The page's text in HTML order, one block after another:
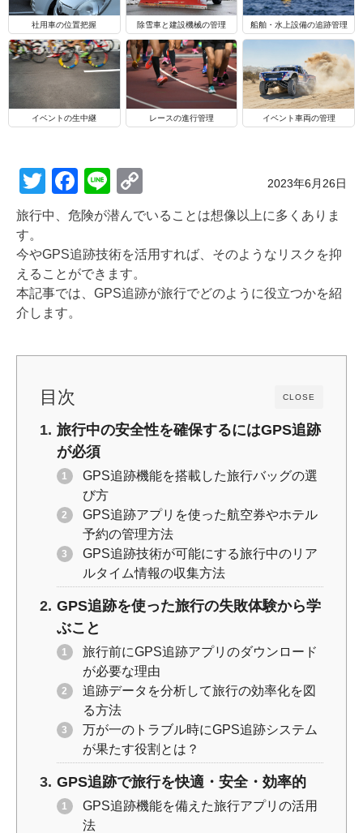
社用車の位置把握 除雪車と建設機械の管理 船舶・水上設備の追跡管理
イベントの生中継 レースの進行管理 イベント車両の管理
2023年6月26日
T
wi
er
F
a
e
b
k
Li
n
o
y
Li
旅行中、危険が潜んでいることは想像以上に多くありま
す。
今やGPS追跡技術を活用すれば、そのようなリスクを抑
えることができます。
本記事では、GPS追跡が旅行でどのように役立つかを紹
介します。
CLOSE
目次
旅行中の安全性を確保するにはGPS追跡
が必須
GPS追跡機能を搭載した旅行バッグの選
び方
GPS追跡アプリを使った航空券やホテル
予約の管理方法
GPS追跡技術が可能にする旅行中のリア
ルタイム情報の収集方法
GPS追跡を使った旅行の失敗体験から学
ぶこと
旅行前にGPS追跡アプリのダウンロード
が必要な理由
追跡データを分析して旅行の効率化を図
る方法
万が一のトラブル時にGPS追跡システム
が果たす役割とは？
GPS追跡で旅行を快適・安全・効率的
GPS追跡機能を備えた旅行アプリの活用
法